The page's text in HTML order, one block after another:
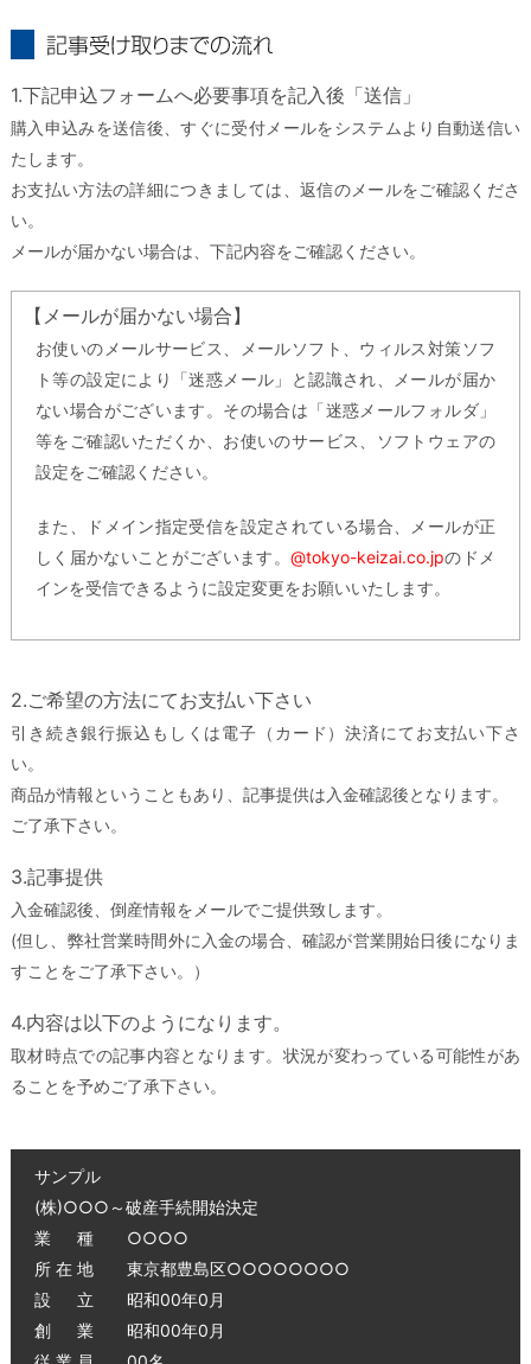
1.下記申込フォームへ必要事項を記入後「送信」
購入申込みを送信後、すぐに受付メールをシステムより自動送信い
たします。
お支払い方法の詳細につきましては、返信のメールをご確認くださ
い。
メールが届かない場合は、下記内容をご確認ください。
【メールが届かない場合】
お使いのメールサービス、メールソフト、ウィルス対策ソフ
ト等の設定により「迷惑メール」と認識され、メールが届か
ない場合がございます。その場合は「迷惑メールフォルダ」
等をご確認いただくか、お使いのサービス、ソフトウェアの
設定をご確認ください。
また、ドメイン指定受信を設定されている場合、メールが正
しく届かないことがございます。@tokyo-keizai.co.jpのドメ
インを受信できるように設定変更をお願いいたします。
2.ご希望の方法にてお支払い下さい
引き続き銀行振込もしくは電子（カード）決済にてお支払い下さ
い。
商品が情報ということもあり、記事提供は入金確認後となります。
ご了承下さい。
3.記事提供
入金確認後、倒産情報をメールでご提供致します。
(但し、弊社営業時間外に入金の場合、確認が営業開始日後になりま
すことをご了承下さい。）
4.内容は以下のようになります。
取材時点での記事内容となります。状況が変わっている可能性があ
ることを予めご了承下さい。
サンプル
(株)○○○～破産手続開始決定
業 種 ○○○○
所 在 地 東京都豊島区○○○○○○○○
設 立 昭和00年0月
創 業 昭和00年0月